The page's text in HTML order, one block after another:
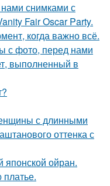
снимками с
Fair Oscar Party.
когда важно всё.
с фото, перед нами
выполненный в
с длинными
оттенка с
японской ойран.
платье.